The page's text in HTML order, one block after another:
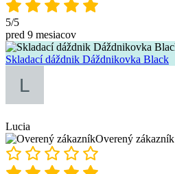
5/5
pred 9 mesiacov
Skladací dáždnik Dáždnikovka Black
Lucia
Overený zákazník